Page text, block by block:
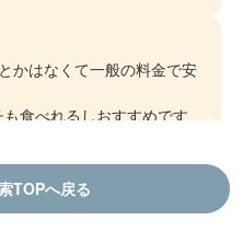
かはなくて一般の料金で安
食べれるしおすすめです
TOPへ戻る